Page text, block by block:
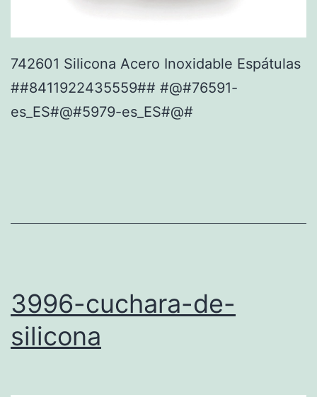
742601 Silicona Acero Inoxidable Espátulas
##8411922435559## #@#76591-
es_ES#@#5979-es_ES#@#
3996-cuchara-de-
silicona